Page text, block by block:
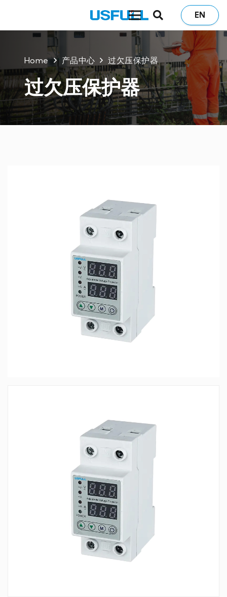
EN
Home 产品中心 过欠压保护器
过欠压保护器